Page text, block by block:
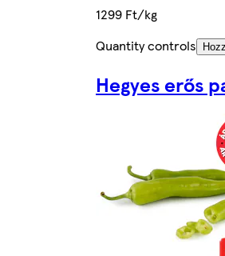
1299 Ft/kg
Quantity controls
Hegyes erős